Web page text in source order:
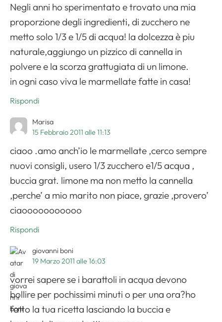
Negli anni ho sperimentato e trovato una mia
proporzione degli ingredienti, di zucchero ne
metto solo 1/3 e 1/5 di acqua! la dolcezza è piu
naturale,aggiungo un pizzico di cannella in
polvere e la scorza grattugiata di un limone.
in ogni caso viva le marmellate fatte in casa!
Rispondi
Marisa
15 Febbraio 2011 alle 11:13
ciaoo .amo anch’io le marmellate ,cerco sempre
nuovi consigli, usero 1/3 zucchero e1/5 acqua ,
buccia grat. limone ma non metto la cannella
,perche’ a mio marito non piace, grazie ,provero’
ciaooooooooooo
Rispondi
giovanni boni
19 Marzo 2011 alle 16:03
vorrei sapere se i barattoli in acqua devono
bollire per pochissimi minuti o per una ora?ho
fatto la tua ricetta lasciando la buccia e